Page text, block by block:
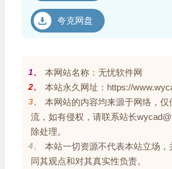
夸克网盘
1、 本网站名称：无忧软件网
2、 本站永久网址：https://
3、
本网站的内容均来源于网络，仅
流，如有侵权，请联系站长
除处理。
4、
本站一切资源不代表本站立场，
同其观点和对其真实性负责。